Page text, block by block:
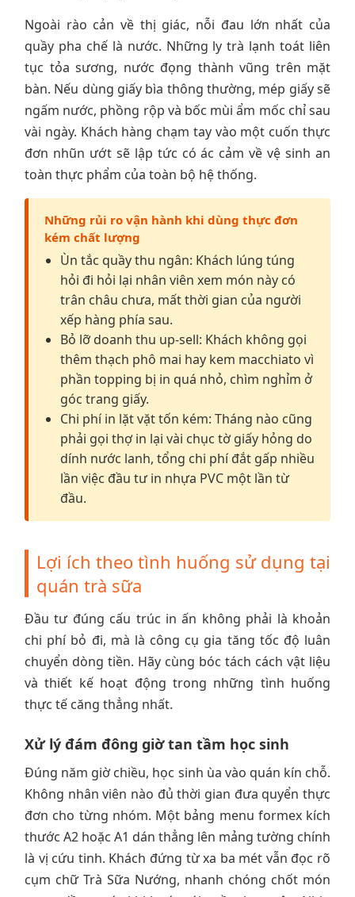
Ngoài rào cản về thị giác, nỗi đau lớn nhất của
quầy pha chế là nước. Những ly trà lạnh toát liên
tục tỏa sương, nước đọng thành vũng trên mặt
bàn. Nếu dùng giấy bìa thông thường, mép giấy sẽ
ngấm nước, phồng rộp và bốc mùi ẩm mốc chỉ sau
vài ngày. Khách hàng chạm tay vào một cuốn thực
đơn nhũn ướt sẽ lập tức có ác cảm về vệ sinh an
toàn thực phẩm của toàn bộ hệ thống.
Những rủi ro vận hành khi dùng thực đơn
kém chất lượng
Ùn tắc quầy thu ngân: Khách lúng túng
hỏi đi hỏi lại nhân viên xem món này có
trân châu chưa, mất thời gian của người
xếp hàng phía sau.
Bỏ lỡ doanh thu up-sell: Khách không gọi
thêm thạch phô mai hay kem macchiato vì
phần topping bị in quá nhỏ, chìm nghỉm ở
góc trang giấy.
Chi phí in lặt vặt tốn kém: Tháng nào cũng
phải gọi thợ in lại vài chục tờ giấy hỏng do
dính nước lanh, tổng chi phí đắt gấp nhiều
lần việc đầu tư in nhựa PVC một lần từ
đầu.
Lợi ích theo tình huống sử dụng tại
quán trà sữa
Đầu tư đúng cấu trúc in ấn không phải là khoản
chi phí bỏ đi, mà là công cụ gia tăng tốc độ luân
chuyển dòng tiền. Hãy cùng bóc tách cách vật liệu
và thiết kế hoạt động trong những tình huống
thực tế căng thẳng nhất.
Xử lý đám đông giờ tan tầm học sinh
Đúng năm giờ chiều, học sinh ùa vào quán kín chỗ.
Không nhân viên nào đủ thời gian đưa quyển thực
đơn cho từng nhóm. Một bảng menu formex kích
thước A2 hoặc A1 dán thẳng lên mảng tường chính
là vị cứu tinh. Khách đứng từ xa ba mét vẫn đọc rõ
cụm chữ Trà Sữa Nướng, nhanh chóng chốt món